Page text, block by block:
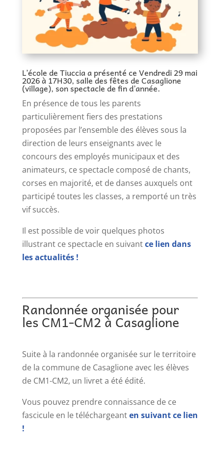
L’école de Tiuccia a présenté ce Vendredi 29 mai
2026 à 17H30, salle des fêtes de Casaglione
(village), son spectacle de fin d’année.
En présence de tous les parents
particulièrement fiers des prestations
proposées par l’ensemble des élèves sous la
direction de leurs enseignants avec le
concours des employés municipaux et des
animateurs, ce spectacle composé de chants,
corses en majorité, et de danses auxquels ont
participé toutes les classes, a remporté un très
vif succès.
Il est possible de voir quelques photos
illustrant ce spectacle en suivantce lien dans
les actualités !
Randonnée organisée pour
les CM1-CM2 à Casaglione
Suite à la randonnée organisée sur le territoire
de la commune de Casaglione avec les élèves
de CM1-CM2, un livret a été édité.
Vous pouvez prendre connaissance de ce
fascicule en le téléchargeanten suivant ce lien
!